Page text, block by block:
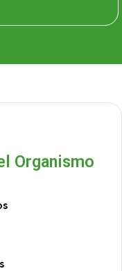
Organismo